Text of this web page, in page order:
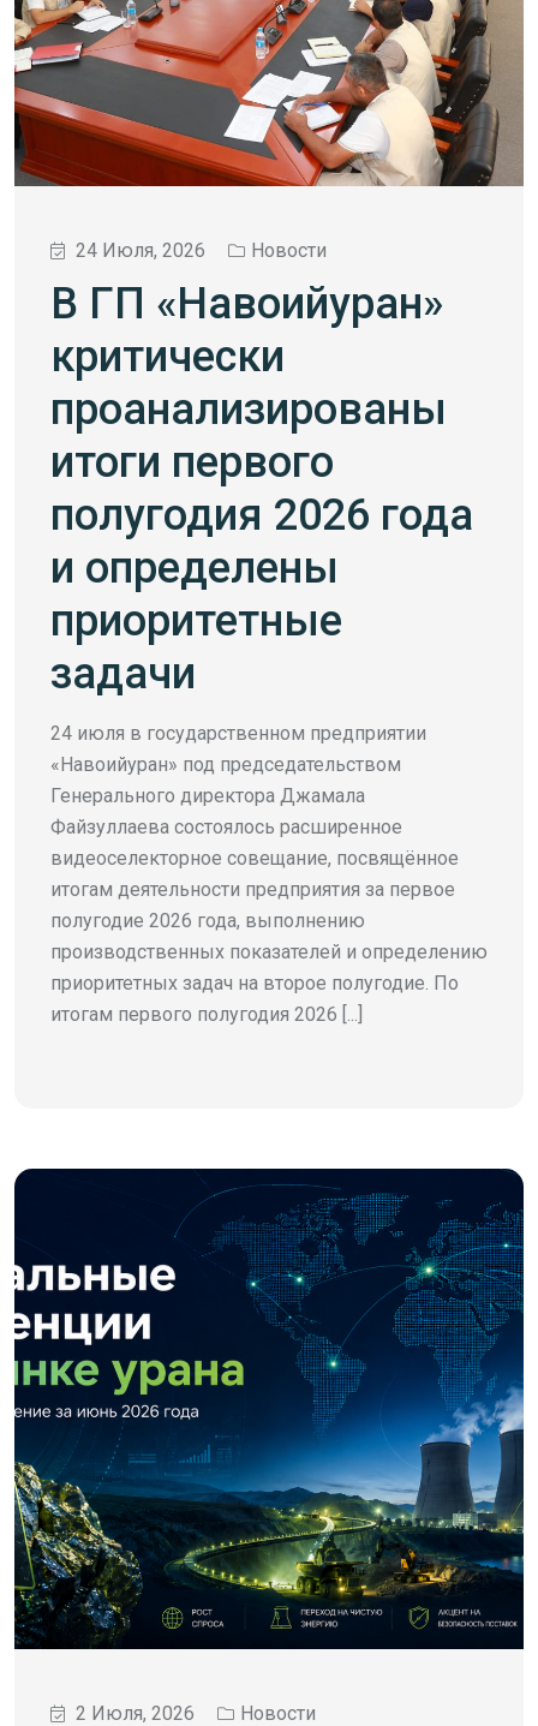
24 Июля, 2026 Новости
В ГП «Навоийуран»
критически
проанализированы
итоги первого
полугодия 2026 года
и определены
приоритетные
задачи
24 июля в государственном предприятии
«Навоийуран» под председательством
Генерального директора Джамала
Файзуллаева состоялось расширенное
видеоселекторное совещание, посвящённое
итогам деятельности предприятия за первое
полугодие 2026 года, выполнению
производственных показателей и определению
приоритетных задач на второе полугодие. По
итогам первого полугодия 2026 [...]
2 Июля, 2026 Новости